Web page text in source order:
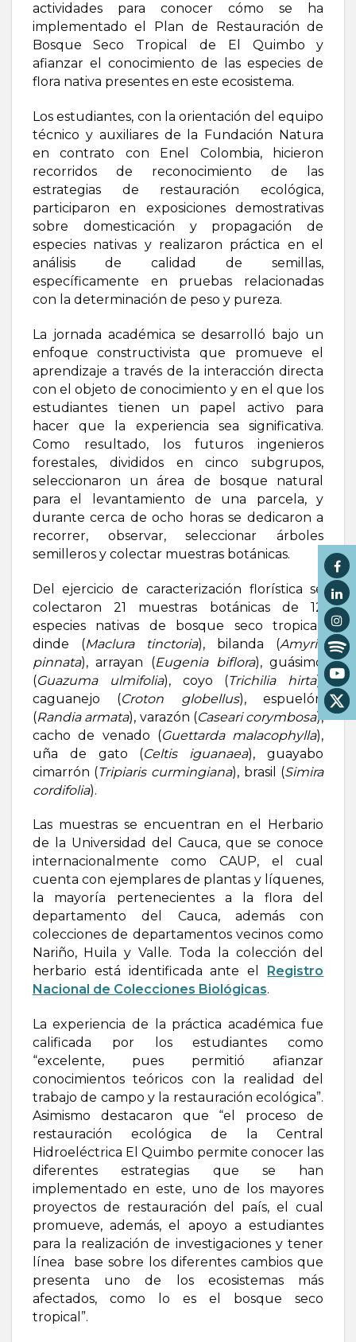
actividades para conocer cómo se ha
implementado el Plan de Restauración de
Bosque Seco Tropical de El Quimbo y
afianzar el conocimiento de las especies de
flora nativa presentes en este ecosistema.
Los estudiantes, con la orientación del equipo
técnico y auxiliares de la Fundación Natura
en contrato con Enel Colombia, hicieron
recorridos de reconocimiento de las
estrategias de restauración ecológica,
participaron en exposiciones demostrativas
sobre domesticación y propagación de
especies nativas y realizaron práctica en el
análisis de calidad de semillas,
específicamente en pruebas relacionadas
con la determinación de peso y pureza.
La jornada académica se desarrolló bajo un
enfoque constructivista que promueve el
aprendizaje a través de la interacción directa
con el objeto de conocimiento y en el que los
estudiantes tienen un papel activo para
hacer que la experiencia sea significativa.
Como resultado, los futuros ingenieros
forestales, divididos en cinco subgrupos,
seleccionaron un área de bosque natural
para el levantamiento de una parcela, y
durante cerca de ocho horas se dedicaron a
recorrer, observar, seleccionar árboles
semilleros y colectar muestras botánicas.
Del ejercicio de caracterización florística se
colectaron 21 muestras botánicas de 12
especies nativas de bosque seco tropical:
dinde (Maclura tinctoria), bilanda (Amyris
pinnata), arrayan (Eugenia biflora), guásimo
(Guazuma ulmifolia), coyo (Trichilia hirta),
caguanejo (Croton globellus), espuelón
(Randia armata), varazón (Casearicorymbosa),
cacho de venado (Guettarda malacophylla),
uña de gato (Celtis iguanaea), guayabo
cimarrón (Tripiaris curmingiana), brasil (Simira
cordifolia).
Las muestras se encuentran en el Herbario
de la Universidad del Cauca, que se conoce
internacionalmente como CAUP, el cual
cuenta con ejemplares de plantas y líquenes,
la mayoría pertenecientes a la flora del
departamento del Cauca, además con
colecciones de departamentos vecinos como
Nariño, Huila y Valle. Toda la colección del
herbario está identificada ante el
Registro
Nacional de Colecciones Biológicas.
La experiencia de la práctica académica fue
calificada por los estudiantes como
“excelente, pues permitió afianzar
conocimientos teóricos con la realidad del
trabajo de campo y la restauración ecológica”.
Asimismo destacaron que “el proceso de
restauración ecológica de la Central
Hidroeléctrica El Quimbo permite conocer las
diferentes estrategias que se han
implementado en este, uno de los mayores
proyectos de restauración del país, el cual
promueve, además, el apoyo a estudiantes
para la realización de investigaciones y tener
línea base sobre los diferentes cambios que
presenta uno de los ecosistemas más
afectados, como lo es el bosque seco
tropical”.